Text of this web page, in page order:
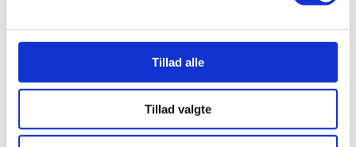
Tillad alle
Tillad valgte
Cradle to cradle certificering
Vi er endelig i …